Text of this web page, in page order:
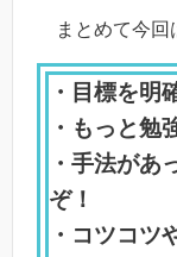
まとめて今
・目標を明
・もっと勉
・手法があ
ぞ！
・コツコツ